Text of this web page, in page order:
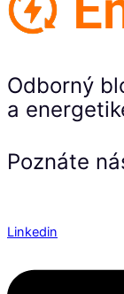
Odborný
a
Poznáte
Linkedin